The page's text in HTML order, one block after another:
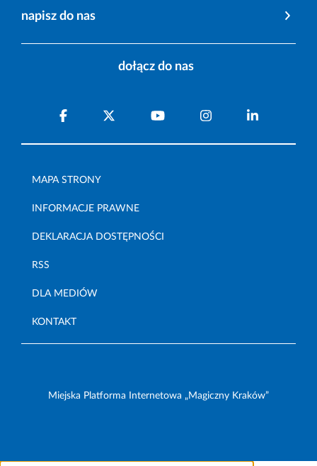
napisz do nas
dołącz do nas
MAPA STRONY
INFORMACJE PRAWNE
DEKLARACJA DOSTĘPNOŚCI
RSS
DLA MEDIÓW
KONTAKT
Miejska Platforma Internetowa „Magiczny Kraków”